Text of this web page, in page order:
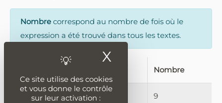
Nombre correspond au nombre de fois où le
expression a été trouvé dans tous les textes.
Nombre
Tendances mode 9
Ce site utilise des cookies
et vous donne le contrôle
sur leur activation :
X Masquer le